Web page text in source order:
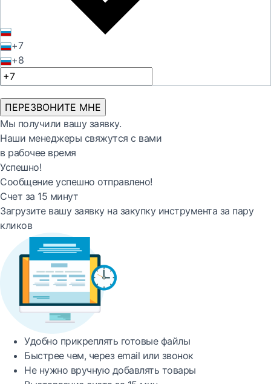
+7
+8
ПЕРЕЗВОНИТЕ МНЕ
Мы получили вашу заявку.
Наши менеджеры свяжутся с вами
в рабочее время
Успешно!
Сообщение успешно отправлено!
Счет за 15 минут
Загрузите вашу заявку на закупку инструмента за пару
кликов
Удобно прикреплять готовые файлы
Быстреечем, через email или звонок
Не нужно вручную добавлять товары